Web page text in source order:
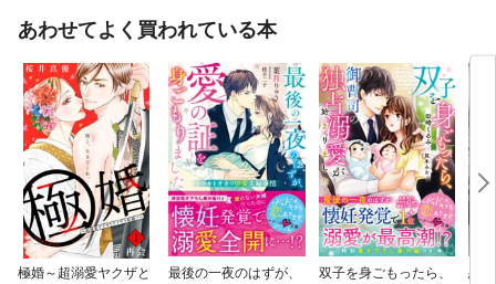
あわせてよく買われている本
極婚～超溺愛ヤクザと
最後の一夜のはずが、
双子を身ごもったら、
恋